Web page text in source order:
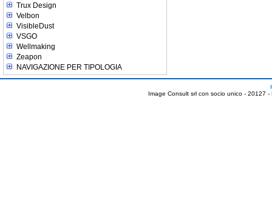
Trux Design
Velbon
VisibleDust
VSGO
Wellmaking
Zeapon
NAVIGAZIONE PER TIPOLOGIA
Image Consult srl con socio unico - 20127